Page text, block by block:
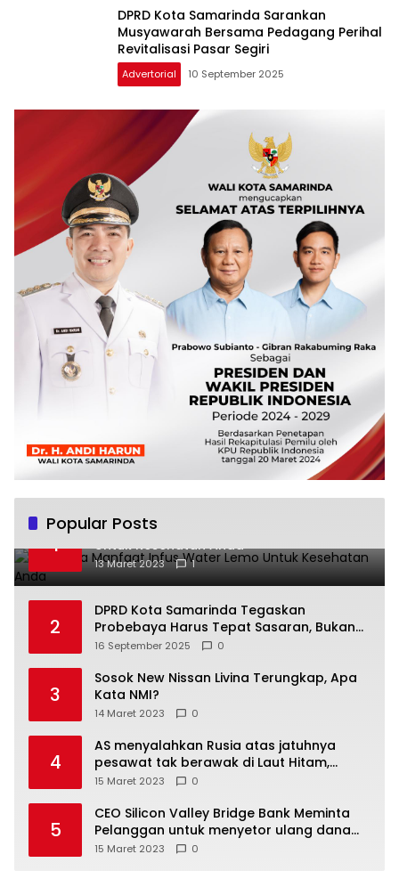
DPRD Kota Samarinda Sarankan
Musyawarah Bersama Pedagang Perihal
Revitalisasi Pasar Segiri
Advertorial 10 September 2025
Popular Posts
1
Beberapa Manfaat Infus Water Lemo
Untuk Kesehatan Anda
13 Maret 2023 1
2
DPRD Kota Samarinda Tegaskan
Probebaya Harus Tepat Sasaran, Bukan
Hanya Infrastruktur Semata
16 September 2025 0
3
Sosok New Nissan Livina Terungkap, Apa
Kata NMI?
14 Maret 2023 0
4
AS menyalahkan Rusia atas jatuhnya
pesawat tak berawak di Laut Hitam,
Moskow menyangkal
15 Maret 2023 0
5
CEO Silicon Valley Bridge Bank Meminta
Pelanggan untuk menyetor ulang dana
Mereka
15 Maret 2023 0